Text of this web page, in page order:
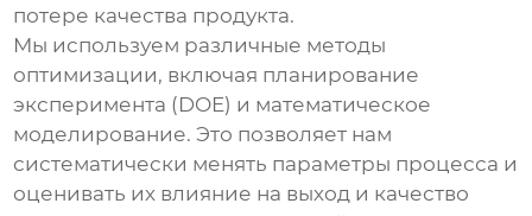
потере качества продукта.
Мы используем различные методы
оптимизации, включая планирование
эксперимента (DOE) и математическое
моделирование. Это позволяет нам
систематически менять параметры процесса и
оценивать их влияние на выход и качество